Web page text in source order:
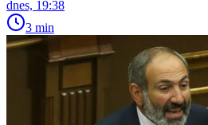
dnes, 19:38
3 min